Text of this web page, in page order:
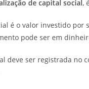
de capital social ,
é o valor investido
pode ser em
deve ser registrada no